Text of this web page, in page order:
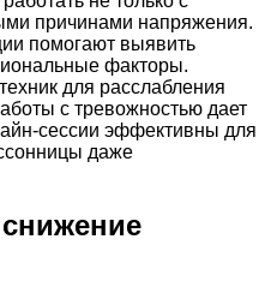
причинами напряжения.
помогают выявить
факторы.
для расслабления
с тревожностью дает
сессии эффективны для
даже